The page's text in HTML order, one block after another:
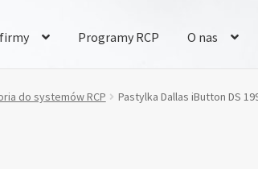
Programy RCP O nas
Firma Bluetek Kontakt Koszyk Moje
do systemów RCP Pastylka Dallas iButton DS